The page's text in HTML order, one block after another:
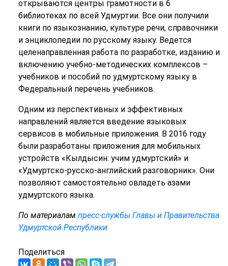
открываются центры грамотности в 6
библиотеках по всей Удмуртии. Все они получили
книги по языкознанию, культуре речи, справочники
и энциклопедии по русскому языку. Ведется
целенаправленная работа по разработке, изданию и
включению учебно-методических комплексов –
учебников и пособий по удмуртскому языку в
Федеральный перечень учебников.
Одним из перспективных и эффективных
направлений является введение языковых
сервисов в мобильные приложения. В 2016 году
были разработаны приложения для мобильных
устройств «Кылдысин: учим удмуртский» и
«Удмуртско-русско-английский разговорник». Они
позволяют самостоятельно овладеть азами
удмуртского языка.
По материалам пресс-службы Главы и Правительства
Удмуртской Республики
Поделиться